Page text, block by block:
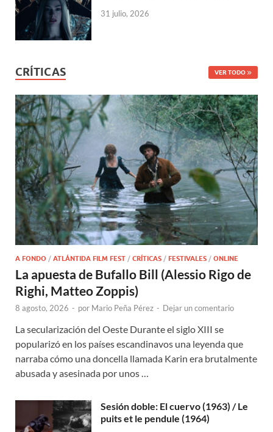
31 julio, 2026
CRÍTICAS VER TODO
A FONDO / ATLÁNTIDA FILM FEST / CRÍTICAS / FESTIVALES / ONLINE
La apuesta de Bufallo Bill (Alessio Rigo de
Righi, Matteo Zoppis)
8 agosto, 2026 - por Mario Peña Pérez - Dejar un comentario
La secularización del Oeste Durante el siglo XIII se
popularizó en los países escandinavos una leyenda que
narraba cómo una doncella llamada Karin era brutalmente
abusada y asesinada por unos …
Sesión doble: El cuervo (1963) / Le
puits et le pendule (1964)